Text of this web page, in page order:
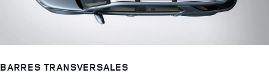
BARRES TRANSVERSALES